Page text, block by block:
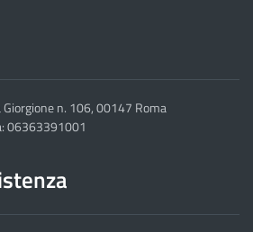
n. 106, 00147 Roma
06363391001